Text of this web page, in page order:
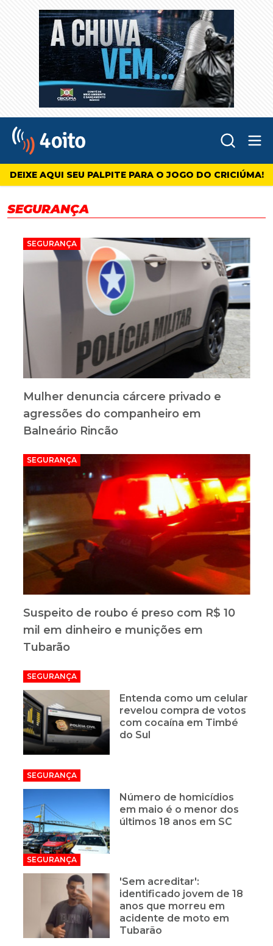
4oito
DEIXE AQUI SEU PALPITE PARA O JOGO DO CRICIÚMA!
SEGURANÇA
SEGURANÇA
Mulher denuncia cárcere privado e
agressões do companheiro em
Balneário Rincão
SEGURANÇA
Suspeito de roubo é preso com R$ 10
mil em dinheiro e munições em
Tubarão
SEGURANÇA
Entenda como um celular
revelou compra de votos
com cocaína em Timbé
do Sul
SEGURANÇA
Número de homicídios
em maio é o menor dos
últimos 18 anos em SC
SEGURANÇA
'Sem acreditar':
identificado jovem de 18
anos que morreu em
acidente de moto em
Tubarão